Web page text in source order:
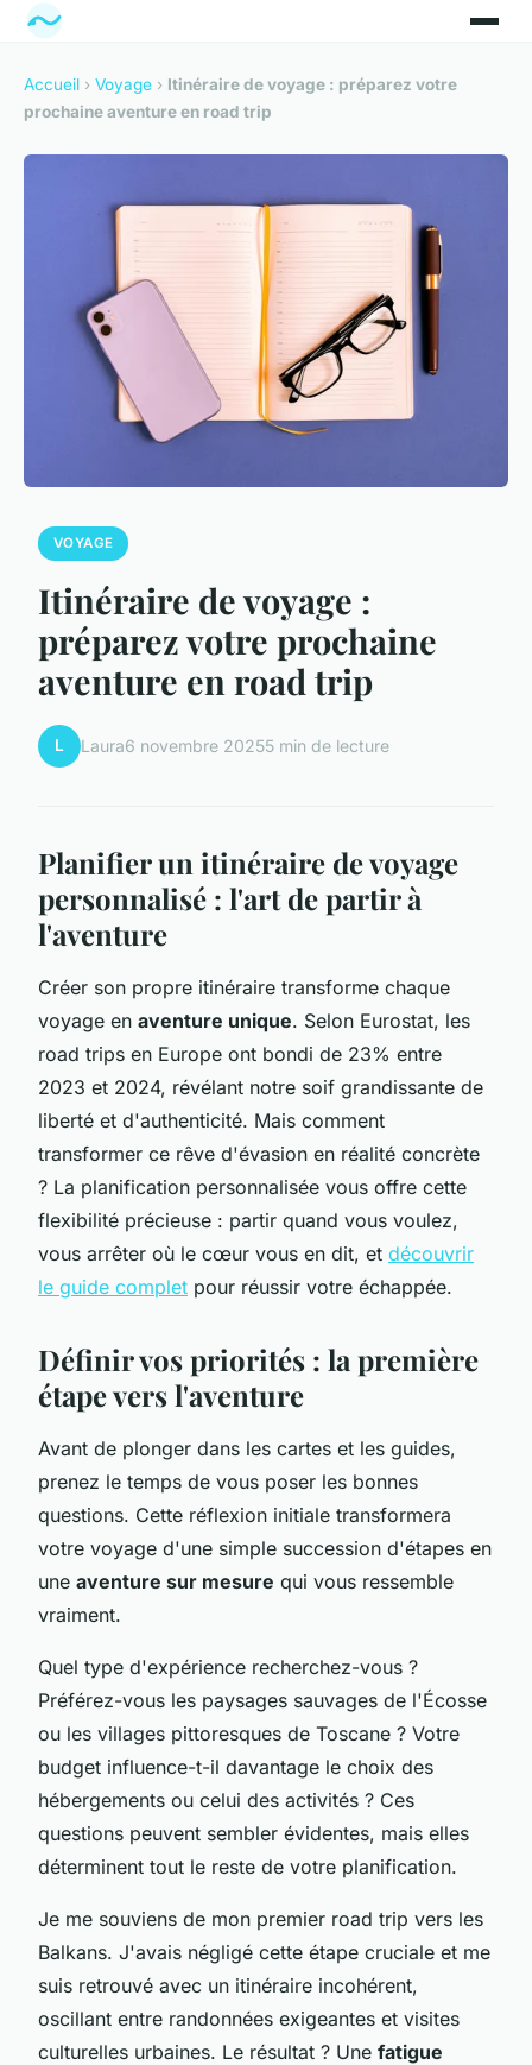
Accueil › Voyage › Itinéraire de voyage : préparez votre
prochaine aventure en road trip
VOYAGE
Itinéraire de voyage :
préparez votre prochaine
aventure en road trip
L Laura6 novembre 20255 min de lecture
Planifier un itinéraire de voyage
personnalisé : l'art de partir à
l'aventure
Créer son propre itinéraire transforme chaque
voyage en aventure unique. Selon Eurostat, les
road trips en Europe ont bondi de 23% entre
2023 et 2024, révélant notre soif grandissante de
liberté et d'authenticité. Mais comment
transformer ce rêve d'évasion en réalité concrète
? La planification personnalisée vous offre cette
flexibilité précieuse : partir quand vous voulez,
vous arrêter où le cœur vous en dit, et découvrir
le guide complet pour réussir votre échappée.
Définir vos priorités : la première
étape vers l'aventure
Avant de plonger dans les cartes et les guides,
prenez le temps de vous poser les bonnes
questions. Cette réflexion initiale transformera
votre voyage d'une simple succession d'étapes en
une aventure sur mesure qui vous ressemble
vraiment.
Quel type d'expérience recherchez-vous ?
Préférez-vous les paysages sauvages de l'Écosse
ou les villages pittoresques de Toscane ? Votre
budget influence-t-il davantage le choix des
hébergements ou celui des activités ? Ces
questions peuvent sembler évidentes, mais elles
déterminent tout le reste de votre planification.
Je me souviens de mon premier road trip vers les
Balkans. J'avais négligé cette étape cruciale et me
suis retrouvé avec un itinéraire incohérent,
oscillant entre randonnées exigeantes et visites
culturelles urbaines. Le résultat ? Une fatigue